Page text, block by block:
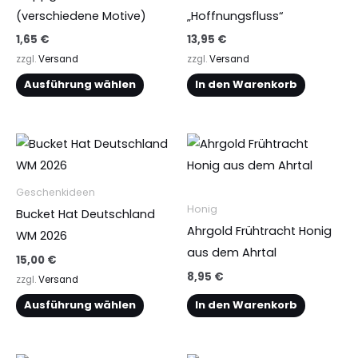
(verschiedene Motive)
1,65 €
zzgl.Versand
Ausführung wählen
„Hoffnungsfluss“
13,95 €
zzgl.Versand
In den Warenkorb
Geschenkideen
Bucket Hat Deutschland
WM 2026
15,00 €
zzgl.Versand
Ausführung wählen
Dieses
Produkt
weist
mehrere
Varianten
Optionen
können
Honig
Ahrgold Frühtracht Honig
aus dem Ahrtal
8,95 €
In den Warenkorb